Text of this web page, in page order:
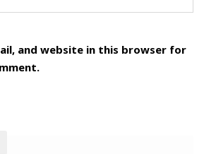
and website in this browser for